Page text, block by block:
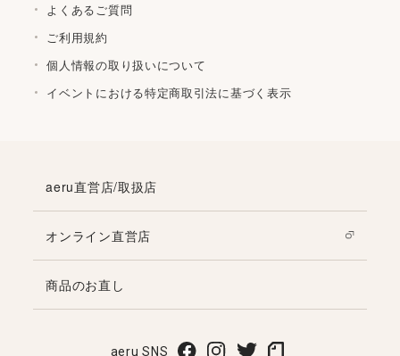
よくあるご質問
ご利用規約
個人情報の取り扱いについて
イベントにおける特定商取引法に基づく表示
aeru直営店/取扱店
オンライン直営店
商品のお直し
aeru SNS